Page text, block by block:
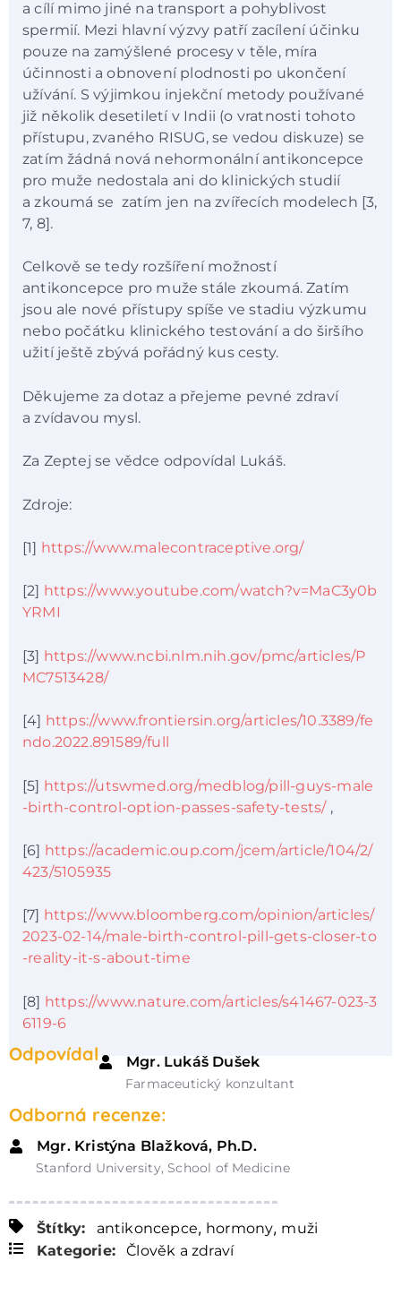
a cílí mimo jiné na transport a pohyblivost
spermií. Mezi hlavní výzvy patří zacílení účinku
pouze na zamýšlené procesy v těle, míra
účinnosti a obnovení plodnosti po ukončení
užívání. S výjimkou injekční metody používané
již několik desetiletí v Indii (o vratnosti tohoto
přístupu, zvaného RISUG, se vedou diskuze) se
zatím žádná nová nehormonální antikoncepce
pro muže nedostala ani do klinických studií
a zkoumá se zatím jen na zvířecích modelech [3,
7, 8].
Celkově se tedy rozšíření možností
antikoncepce pro muže stále zkoumá. Zatím
jsou ale nové přístupy spíše ve stadiu výzkumu
nebo počátku klinického testování a do širšího
užití ještě zbývá pořádný kus cesty.
Děkujeme za dotaz a přejeme pevné zdraví
a zvídavou mysl.
Za Zeptej se vědce odpovídal Lukáš.
Zdroje:
[1] https://www.malecontraceptive.org/
[2] https://www.youtube.com/watch?v=MaC3y0b
YRMI
[3] https://www.ncbi.nlm.nih.gov/pmc/articles/P
MC7513428/
[4] https://www.frontiersin.org/articles/10.3389/fe
ndo.2022.891589/full
[5] https://utswmed.org/medblog/pill-guys-male
-birth-control-option-passes-safety-tests/,
[6] https://academic.oup.com/jcem/article/104/2/
423/5105935
[7] https://www.bloomberg.com/opinion/articles/
2023-02-14/male-birth-control-pill-gets-closer-to
-reality-it-s-about-time
[8] https://www.nature.com/articles/s41467-023-3
6119-6
Odpovídal Mgr. Lukáš Dušek
Farmaceutický konzultant
Odborná recenze:
Mgr. Kristýna Blažková, Ph.D.
Stanford University, School of Medicine
Štítky: antikoncepce, hormony, muži
Kategorie:
Člověk a zdraví